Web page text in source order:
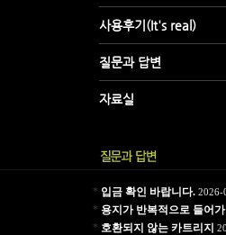
* 입금 확인 바랍니다.2026-
* 용지가 반복적으로 들어
* 호환되지 않는 카트리지